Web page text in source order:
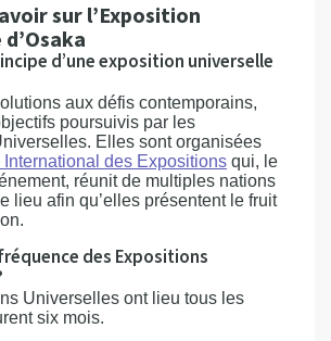
sur l’Exposition
d’une exposition universelle
aux défis contemporains,
poursuivis par les
Elles sont organisées
International des Expositions qui, le
réunit de multiples nations
lieu afin qu’elles présentent le fruit
des Expositions
Universelles ont lieu tous les
six mois.